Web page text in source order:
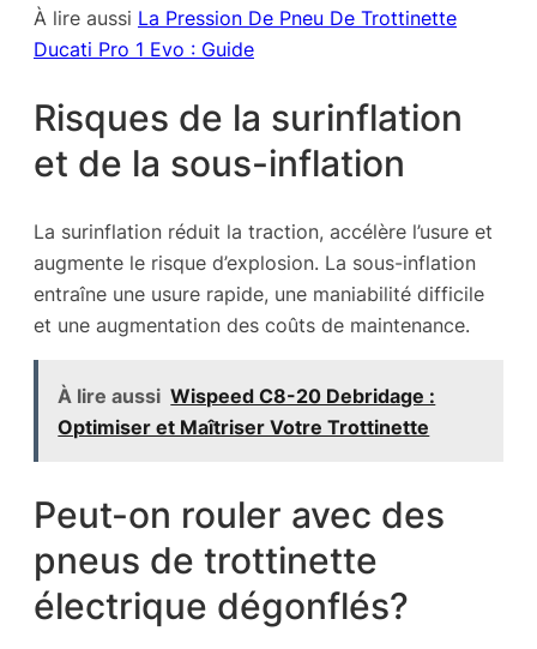
À lire aussi La Pression De Pneu De Trottinette
Ducati Pro 1 Evo : Guide
Risques de la surinflation
et de la sous-inflation
La surinflation réduit la traction, accélère l’usure et
augmente le risque d’explosion. La sous-inflation
entraîne une usure rapide, une maniabilité difficile
et une augmentation des coûts de maintenance.
À lire aussi Wispeed C8-20 Debridage :
Optimiser et Maîtriser Votre Trottinette
Peut-on rouler avec des
pneus de trottinette
électrique dégonflés?